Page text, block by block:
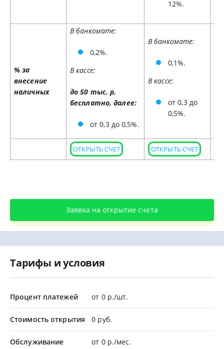
12%.
% за
внесение
наличных
В банкомате:
0,2%.
В кассе:
до 50 тыс. р.
бесплатно, далее:
от 0,3 до 0,5%.
В банкомате:
0,1%.
В кассе:
от 0,3 до
0,5%.
ОТКРЫТЬ СЧЕТ ОТКРЫТЬ СЧЕТ
Заявка на открытие счета
Тарифы и условия
Процент платежей от 0 р./шт.
Стоимость открытия 0 руб.
Обслуживание от 0 р./мес.